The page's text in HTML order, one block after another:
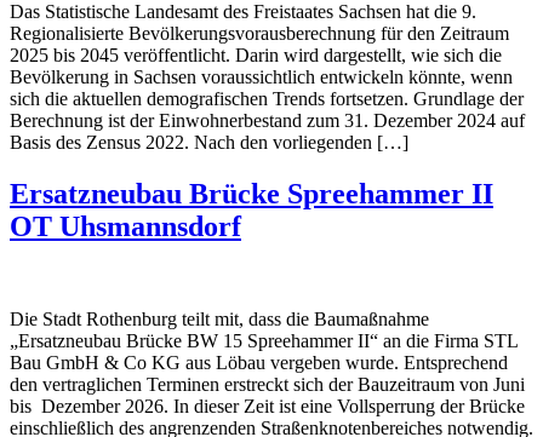
Das Statistische Landesamt des Freistaates Sachsen hat die 9.
Regionalisierte Bevölkerungsvorausberechnung für den Zeitraum
2025 bis 2045 veröffentlicht. Darin wird dargestellt, wie sich die
Bevölkerung in Sachsen voraussichtlich entwickeln könnte, wenn
sich die aktuellen demografischen Trends fortsetzen. Grundlage der
Berechnung ist der Einwohnerbestand zum 31. Dezember 2024 auf
Basis des Zensus 2022. Nach den vorliegenden […]
Ersatzneubau Brücke Spreehammer II
OT Uhsmannsdorf
Die Stadt Rothenburg teilt mit, dass die Baumaßnahme
„Ersatzneubau Brücke BW 15 Spreehammer II“ an die Firma STL
Bau GmbH & Co KG aus Löbau vergeben wurde. Entsprechend
den vertraglichen Terminen erstreckt sich der Bauzeitraum von Juni
bis Dezember 2026. In dieser Zeit ist eine Vollsperrung der Brücke
einschließlich des angrenzenden Straßenknotenbereiches notwendig.